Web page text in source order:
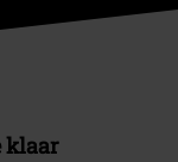
klaar